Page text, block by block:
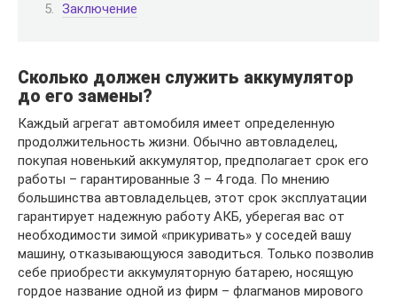
Заключение
Сколько должен служить аккумулятор
до его замены?
Каждый агрегат автомобиля имеет определенную
продолжительность жизни. Обычно автовладелец,
покупая новенький аккумулятор, предполагает срок его
работы – гарантированные 3 – 4 года. По мнению
большинства автовладельцев, этот срок эксплуатации
гарантирует надежную работу АКБ, уберегая вас от
необходимости зимой «прикуривать» у соседей вашу
машину, отказывающуюся заводиться. Только позволив
себе приобрести аккумуляторную батарею, носящую
гордое название одной из фирм – флагманов мирового